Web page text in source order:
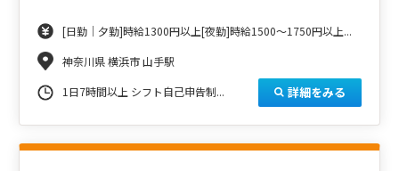
[日勤｜夕勤]時給1300円以上[夜勤]時給1500～1750円以上...
神奈川県 横浜市 山手駅
1日7時間以上 シフト自己申告制... 詳細をみる